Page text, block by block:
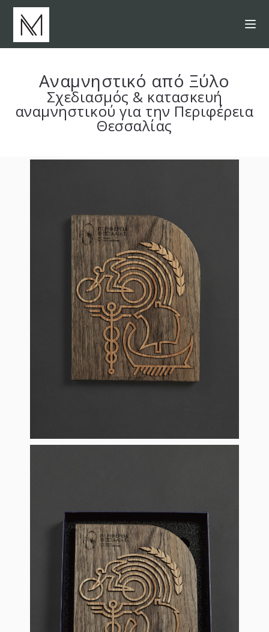
Αναμνηστικό από Ξύλο
Σχεδιασμός & κατασκευή
αναμνηστικού για την Περιφέρεια
Θεσσαλίας